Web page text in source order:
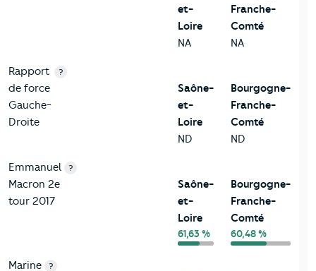
et-
Loire
NA
Franche-
Comté
NA
Rapport
de force
Gauche-
Droite
?
Saône-
et-
Loire
ND
Bourgogne-
Franche-
Comté
ND
Emmanuel
Macron 2e
tour 2017
?
Saône-
et-
Loire
61,63 %
Bourgogne-
Franche-
Comté
60,48 %
Marine
?